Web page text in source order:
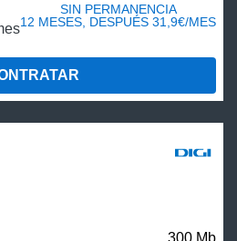
SIN PERMANENCIA
12 MESES, DESPUÉS 31,9€/MES
300 Mb